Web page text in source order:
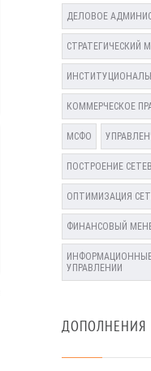
ДЕЛОВОЕ
СТРАТЕГИЧЕСКИЙ
КОММЕРЧЕСКОЕ
МСФО
ПОСТРОЕНИЕ
ОПТИМИЗАЦИЯ
ФИНАНСОВЫЙ
УПРАВЛЕНИИ
ДОПОЛНЕНИЯ